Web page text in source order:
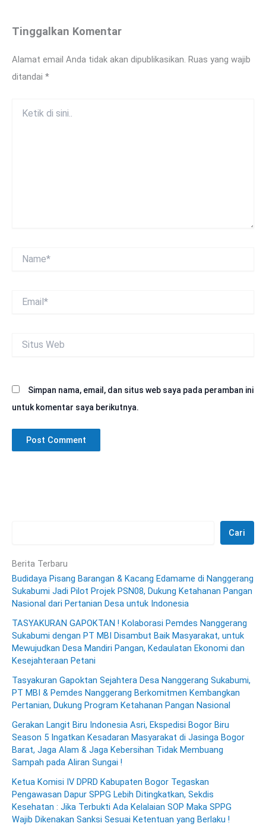
Tinggalkan Komentar
Alamat email Anda tidak akan dipublikasikan. Ruas yang wajib
ditandai *
Web
Simpan nama, email, dan situs web saya pada peramban ini
untuk komentar saya berikutnya.
Cari
Berita Terbaru
Budidaya Pisang Barangan & Kacang Edamame di Nanggerang
Sukabumi Jadi Pilot Projek PSN08, Dukung Ketahanan Pangan
Nasional dari Pertanian Desa untuk Indonesia
TASYAKURAN GAPOKTAN ! Kolaborasi Pemdes Nanggerang
Sukabumi dengan PT MBI Disambut Baik Masyarakat, untuk
Mewujudkan Desa Mandiri Pangan, Kedaulatan Ekonomi dan
Kesejahteraan Petani
Tasyakuran Gapoktan Sejahtera Desa Nanggerang Sukabumi,
PT MBI & Pemdes Nanggerang Berkomitmen Kembangkan
Pertanian, Dukung Program Ketahanan Pangan Nasional
Gerakan Langit Biru Indonesia Asri, Ekspedisi Bogor Biru
Season 5 Ingatkan Kesadaran Masyarakat di Jasinga Bogor
Barat, Jaga Alam & Jaga Kebersihan Tidak Membuang
Sampah pada Aliran Sungai !
Ketua Komisi IV DPRD Kabupaten Bogor Tegaskan
Pengawasan Dapur SPPG Lebih Ditingkatkan, Sekdis
Kesehatan : Jika Terbukti Ada Kelalaian SOP Maka SPPG
Wajib Dikenakan Sanksi Sesuai Ketentuan yang Berlaku !